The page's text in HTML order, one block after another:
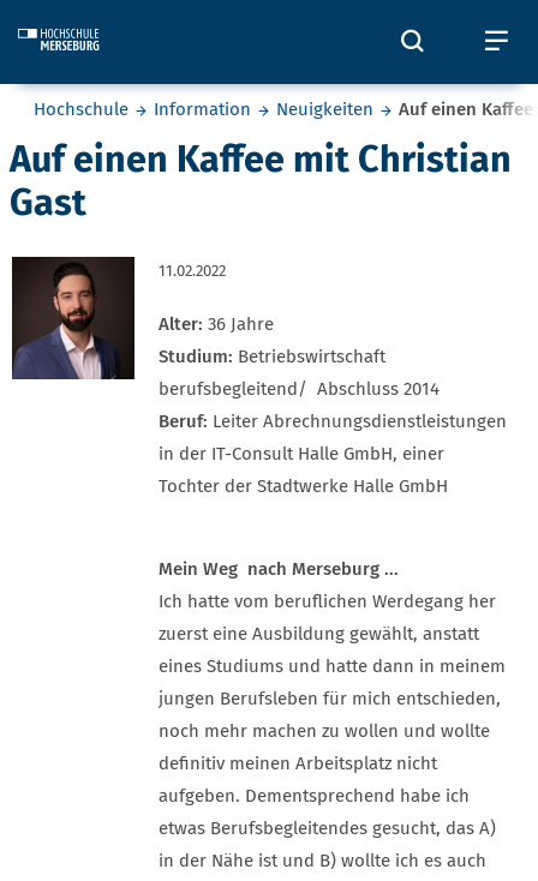
Öffnet
Sie befinden sich hier:
Hochschule Information Neuigkeiten Auf einen
Auf einen Kaffee mit Christian
Gast
11.02.2022
Alter: 36 Jahre
Studium: Betriebswirtschaft
berufsbegleitend/ Abschluss 2014
Beruf: Leiter Abrechnungsdienstleistungen
in der IT-Consult Halle GmbH, einer
Tochter der Stadtwerke Halle GmbH
Mein Weg nach Merseburg ...
Ich hatte vom beruflichen Werdegang her
zuerst eine Ausbildung gewählt, anstatt
eines Studiums und hatte dann in meinem
jungen Berufsleben für mich entschieden,
noch mehr machen zu wollen und wollte
definitiv meinen Arbeitsplatz nicht
aufgeben. Dementsprechend habe ich
etwas Berufsbegleitendes gesucht, das A)
in der Nähe ist und B) wollte ich es auch